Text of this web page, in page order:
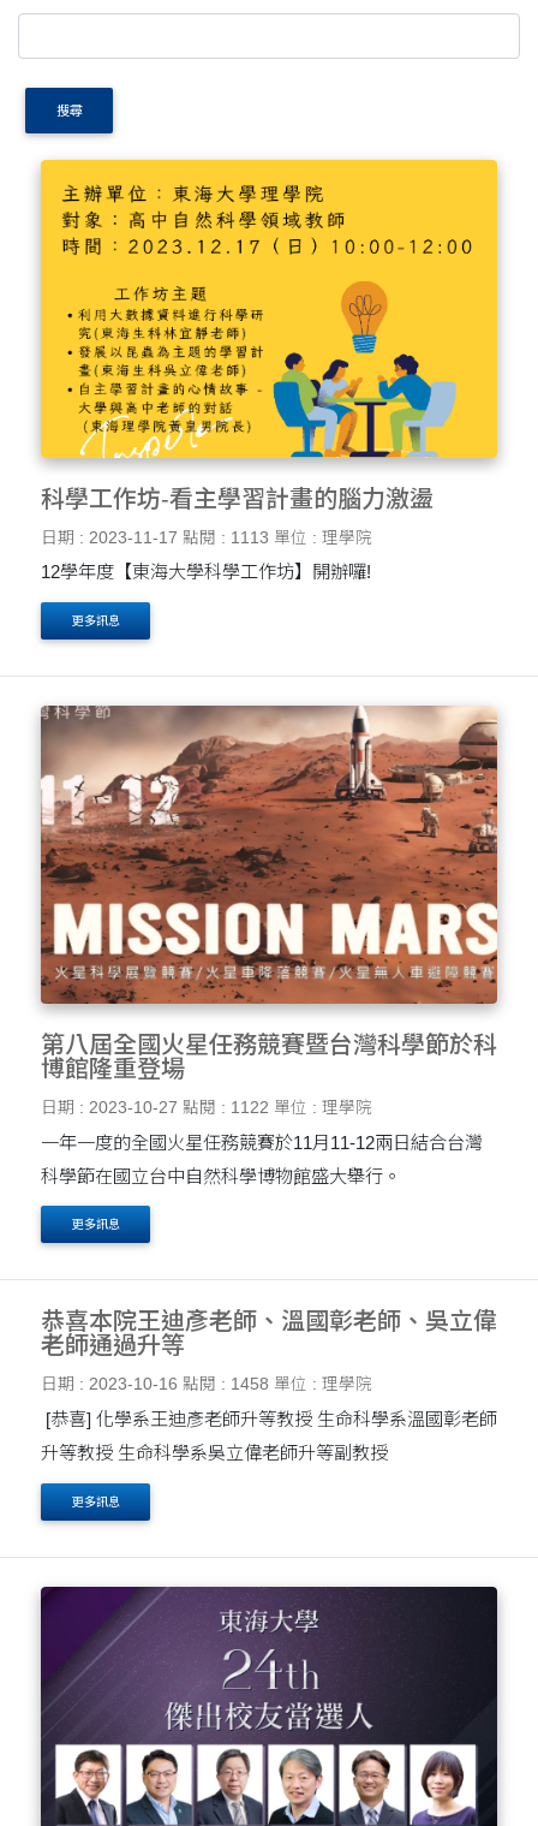
搜尋
科學工作坊-看主學習計畫的腦力激盪
日期 : 2023-11-17 點閱 : 1113 單位 : 理學院
12學年度【東海大學科學工作坊】開辦囉!
更多訊息
第八屆全國火星任務競賽暨台灣科學節於科
博館隆重登場
日期 : 2023-10-27 點閱 : 1122 單位 : 理學院
一年一度的全國火星任務競賽於11月11-12兩日結合台灣
科學節在國立台中自然科學博物館盛大舉行。
更多訊息
恭喜本院王迪彥老師、溫國彰老師、吳立偉
老師通過升等
日期 : 2023-10-16 點閱 : 1458 單位 : 理學院
[恭喜] 化學系王迪彥老師升等教授 生命科學系溫國彰老師
升等教授 生命科學系吳立偉老師升等副教授
更多訊息